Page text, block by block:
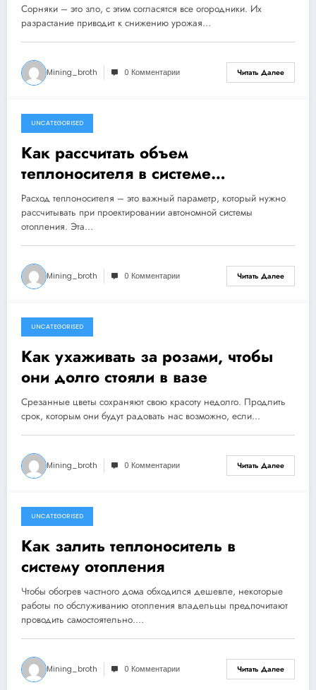
Сорняки – это зло, с этим согласятся все огородники. Их
разрастание приводит к снижению урожая…
Mining_broth 0 Комментарии Читать Далее
4 ноября 2024
UNCATEGORISED
Как рассчитать объем
теплоносителя в системе
отопления
Расход теплоносителя – это важный параметр, который нужно
рассчитывать при проектировании автономной системы
отопления. Эта…
Mining_broth 0 Комментарии Читать Далее
4 ноября 2024
UNCATEGORISED
Как ухаживать за розами, чтобы
они долго стояли в вазе
Срезанные цветы сохраняют свою красоту недолго. Продлить
срок, которым они будут радовать нас возможно, если…
Mining_broth 0 Комментарии Читать Далее
4 ноября 2024
UNCATEGORISED
Как залить теплоноситель в
систему отопления
Чтобы обогрев частного дома обходился дешевле, некоторые
работы по обслуживанию отопления владельцы предпочитают
проводить самостоятельно.…
Mining_broth 0 Комментарии Читать Далее